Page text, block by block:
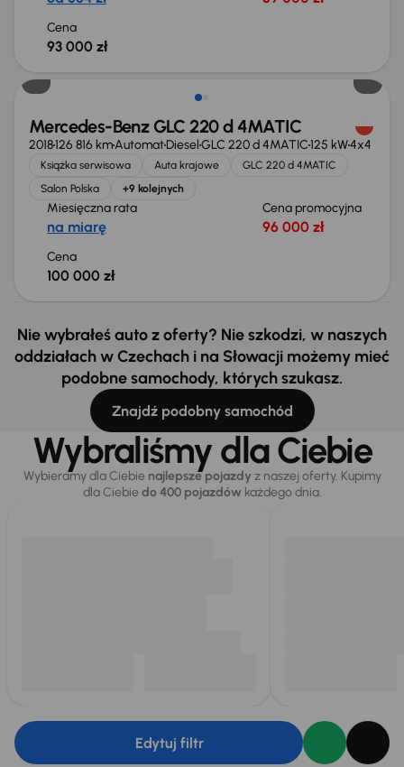
Cena
93 000 zł
Mercedes-Benz GLC 220 d 4MATIC
2018126 816 kmAutomatDieselGLC 220 d 4MATIC125 kW4x4
Książka serwisowa Auta krajowe
GLC 220 d 4MATIC
Salon Polska
+9 kolejnych
Miesięczna rata
na miarę
Cena promocyjna
96 000 zł
Cena
100 000 zł
Nie wybrałeś auto z oferty? Nie szkodzi, w naszych
oddziałach w Czechach i na Słowacji możemy mieć
podobne samochody, których szukasz.
Znajdź podobny samochód
Wybraliśmy dla Ciebie
Wybieramy dla Ciebie najlepsze pojazdy z naszej oferty. Kupimy
dla Ciebiedo 400 pojazdówkażdego dnia.
Edytuj filtr